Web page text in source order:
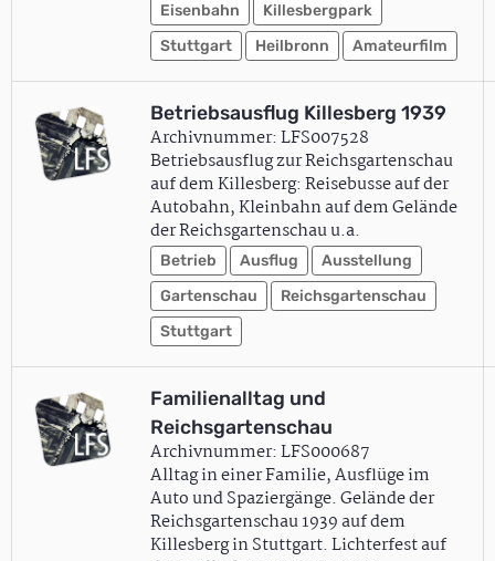
Eisenbahn
Killesbergpark
Stuttgart
Heilbronn Amateurfilm
Betriebsausflug Killesberg 1939
Archivnummer: LFS007528
Betriebsausflug zur Reichsgartenschau
auf dem Killesberg: Reisebusse auf der
Autobahn, Kleinbahn auf dem Gelände
der Reichsgartenschau u.a.
Betrieb Ausflug
Ausstellung
Gartenschau
Reichsgartenschau
Stuttgart
Familienalltag und
Reichsgartenschau
Archivnummer: LFS000687
Alltag in einer Familie, Ausflüge im
Auto und Spaziergänge. Gelände der
Reichsgartenschau 1939 auf dem
Killesberg in Stuttgart. Lichterfest auf